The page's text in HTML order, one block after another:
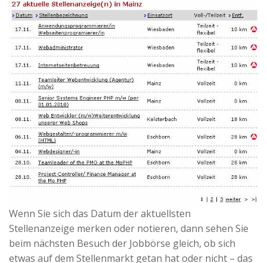
Wenn Sie sich das Datum der aktuellsten
Stellenanzeige merken oder notieren, dann sehen Sie
beim nächsten Besuch der Jobbörse gleich, ob sich
etwas auf dem Stellenmarkt getan hat oder nicht – das